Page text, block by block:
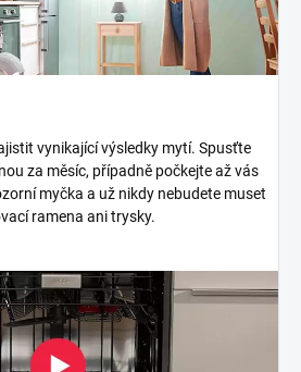
vynikající výsledky mytí. Spusťte
za měsíc, případně počkejte až vás
myčka a už nikdy nebudete muset
ramena ani trysky.